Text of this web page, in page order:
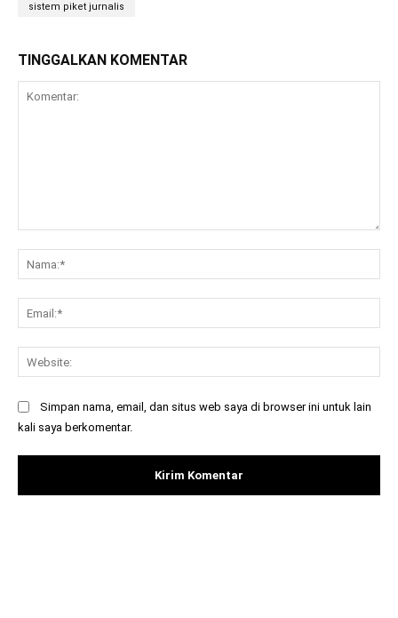
sistem piket jurnalis
TINGGALKAN KOMENTAR
Simpan nama, email, dan situs web saya di browser ini untuk lain
kali saya berkomentar.